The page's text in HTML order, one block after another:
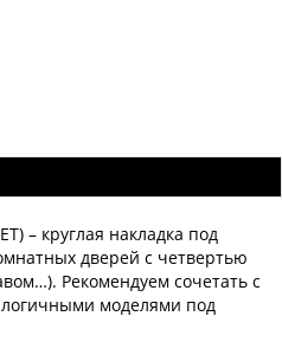
– круглая накладка под
дверей с четвертью
Рекомендуем сочетать с
моделями под